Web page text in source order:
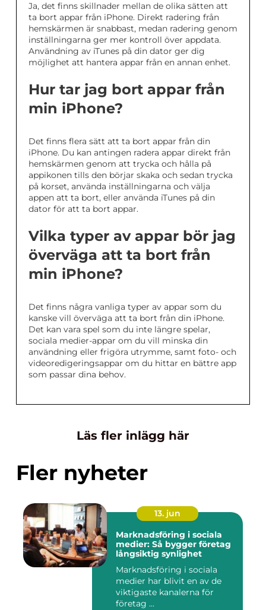
Ja, det finns skillnader mellan de olika sätten att
ta bort appar från iPhone. Direkt radering från
hemskärmen är snabbast, medan radering genom
inställningarna ger mer kontroll över appdata.
Användning av iTunes på din dator ger dig
möjlighet att hantera appar från en annan enhet.
Hur tar jag bort appar från
min iPhone?
Det finns flera sätt att ta bort appar från din
iPhone. Du kan antingen radera appar direkt från
hemskärmen genom att trycka och hålla på
appikonen tills den börjar skaka och sedan trycka
på korset, använda inställningarna och välja
appen att ta bort, eller använda iTunes på din
dator för att ta bort appar.
Vilka typer av appar bör jag
överväga att ta bort från
min iPhone?
Det finns några vanliga typer av appar som du
kanske vill överväga att ta bort från din iPhone.
Det kan vara spel som du inte längre spelar,
sociala medier-appar om du vill minska din
användning eller frigöra utrymme, samt foto- och
videoredigeringsappar om du hittar en bättre app
som passar dina behov.
Läs fler inlägg här
Fler nyheter
13. jun
Marknadsföring i sociala
medier: Så bygger företag
långsiktig synlighet
Marknadsföring i sociala
medier har blivit en av de
viktigaste kanalerna för
företag ...